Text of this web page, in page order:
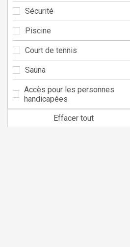
Sécurité
Piscine
Court de tennis
Sauna
Accès pour les personnes
handicapées
Effacer tout